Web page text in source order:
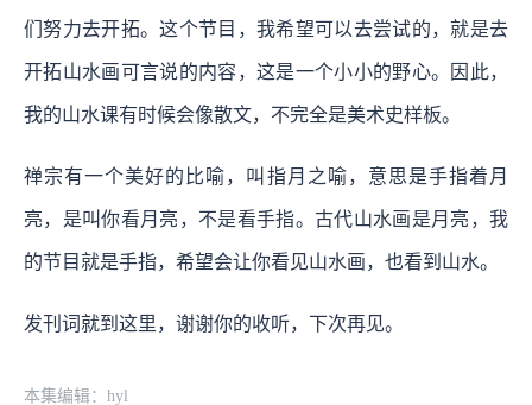
们努力去开拓。这个节目，我希望可以去尝试的，就是去
开拓山水画可言说的内容，这是一个小小的野心。因此，
我的山水课有时候会像散文，不完全是美术史样板。
禅宗有一个美好的比喻，叫指月之喻，意思是手指着月
亮，是叫你看月亮，不是看手指。古代山水画是月亮，我
的节目就是手指，希望会让你看见山水画，也看到山水。
发刊词就到这里，谢谢你的收听，下次再见。
本集编辑：hyl